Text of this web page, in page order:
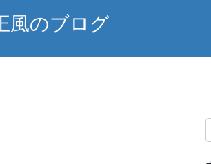
風のブログ